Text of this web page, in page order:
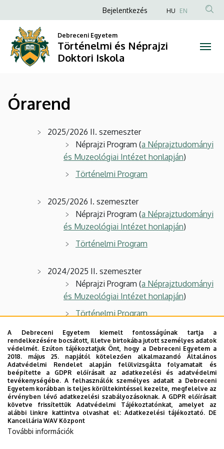
Történelmi
Néprajzi
Doktori
Iskola
a
tartalomra
Anonim
fiók
menüje
Bejelentkezés HU EN
Debreceni Egyetem
Történelmi és Néprajzi
Doktori Iskola
Órarend
2025/2026 II. szemeszter
Néprajzi Program (a Néprajztudományi
és Muzeológiai Intézet honlapján)
Történelmi Program
2025/2026 I. szemeszter
Néprajzi Program (a Néprajztudományi
és Muzeológiai Intézet honlapján)
Történelmi Program
2024/2025 II. szemeszter
Néprajzi Program (a Néprajztudományi
és Muzeológiai Intézet honlapján)
Történelmi Program
2024/2025 I. szemeszter
Néprajzi Program (a Néprajztudományi
és Muzeológiai Intézet honlapján)
Történelmi Program
2023/2024 II. szemeszter
Néprajzi Program
A Debreceni Egyetem kiemelt fontosságúnak tartja a
rendelkezésére bocsátott, illetve birtokába jutott személyes adatok
védelmét. Ezúton tájékoztatjuk Önt, hogy a Debreceni Egyetem a
2018. május 25. napjától kötelezően alkalmazandó Általános
Adatvédelmi Rendelet alapján felülvizsgálta folyamatait és
beépítette a GDPR előírásait az adatkezelési és adatvédelmi
tevékenységébe. A felhasználók személyes adatait a Debreceni
Egyetem korábban is teljes körültekintéssel kezelte, megfelelve az
érvényben lévő adatkezelési szabályozásoknak. A GDPR előírásait
követve frissítettük Adatvédelmi Tájékoztatónkat, amelyet az
alábbi linkre kattintva olvashat el:Adatkezelési tájékoztató. DE
Kancellária WAV Központ
További információk